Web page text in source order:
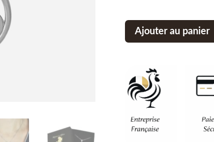
Ajouter au panier